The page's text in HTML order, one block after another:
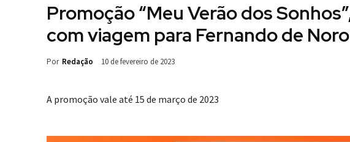
Promoção “Meu Verão dos
com viagem para Fernando de
Por Redação 10 de fevereiro de 2023
A promoção vale até 15 de março de 2023